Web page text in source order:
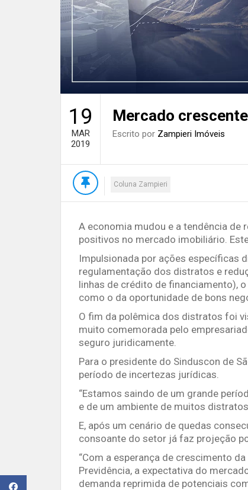
19
MAR
2019
Mercado
Escrito por Zampieri Imóveis
Coluna Zampieri
A economia mudou e a tendência
positivos no mercado imobiliário.
Impulsionada por ações específicas
regulamentação dos distratos e
linhas de crédito de financiamento),
como o da oportunidade de bons
O fim da polêmica dos distratos foi
muito comemorada pelo
seguro juridicamente.
Para o presidente do Sinduscon de
período de incertezas jurídicas.
“Estamos saindo de um grande
e de um ambiente de muitos
E, após um cenário de quedas
consoante do setor já faz projeção
“Com a esperança de crescimento
Previdência, a expectativa do
demanda reprimida de potenciais